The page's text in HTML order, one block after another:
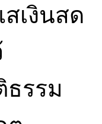
เงินสด
รรม